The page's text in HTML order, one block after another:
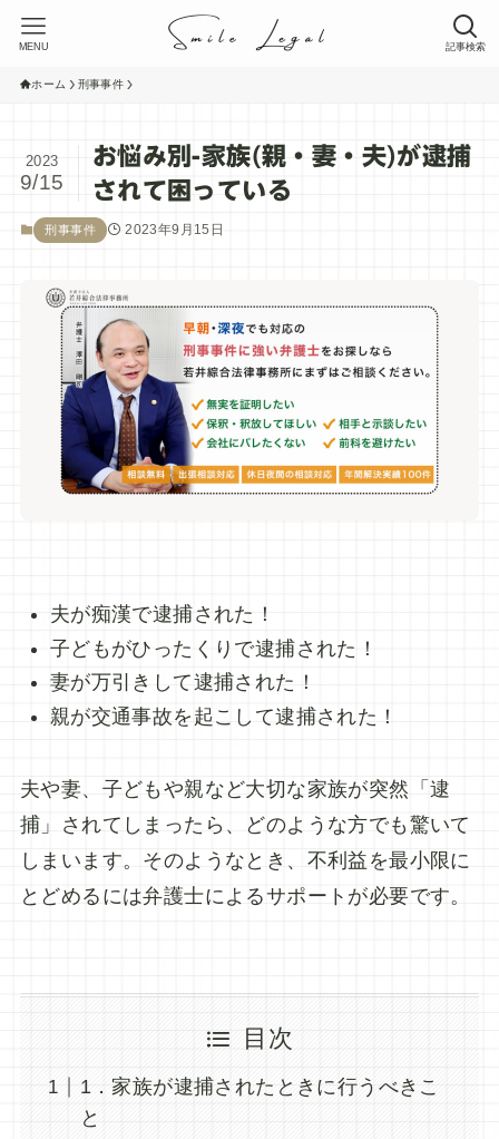
記事検索
MENU
ホーム 刑事事件
お悩み別-家族(親・妻・夫)が逮捕
されて困っている
2023
9/15
刑事事件 2023年9月15日
夫が痴漢で逮捕された！
子どもがひったくりで逮捕された！
妻が万引きして逮捕された！
親が交通事故を起こして逮捕された！
夫や妻、子どもや親など大切な家族が突然「逮
捕」されてしまったら、どのような方でも驚いて
しまいます。そのようなとき、不利益を最小限に
とどめるには弁護士によるサポートが必要です。
目次
1．家族が逮捕されたときに行うべきこ
と